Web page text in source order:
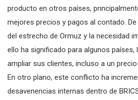
producto en otros países,
mejores precios y pagos al contado.
del estrecho de Ormuz y la necesidad
ello ha significado para algunos países,
ampliar sus clientes, incluso a un
En otro plano, este conflicto ha
desavenencias internas dentro de